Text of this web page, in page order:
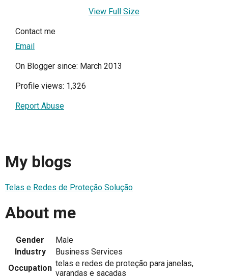
View Full Size
Contact me
Email
On Blogger since: March 2013
Profile views: 1,326
Report Abuse
My blogs
Telas e Redes de Proteção Solução
About me
Gender
Male
Industry
Business Services
Occupation telas e redes de proteção para janelas,
varandas e sacadas